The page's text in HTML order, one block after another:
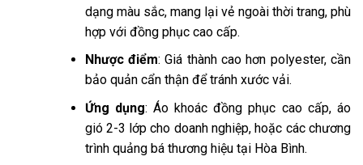
dạng màu sắc, mang lại vẻ ngoài thời trang, phù
hợp với đồng phục cao cấp.
Nhược điểm: Giá thành cao hơn polyester, cần
bảo quản cẩn thận để tránh xước vải.
Ứng dụng: Áo khoác đồng phục cao cấp, áo
gió 2-3 lớp cho doanh nghiệp, hoặc các chương
trình quảng bá thương hiệu tại Hòa Bình.